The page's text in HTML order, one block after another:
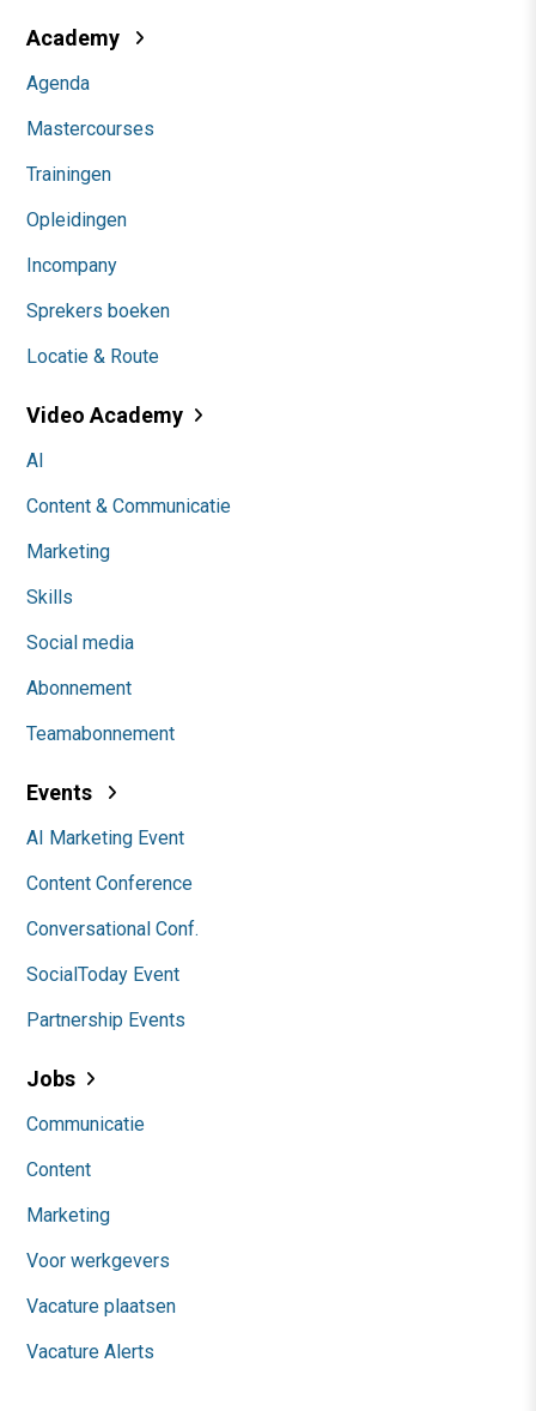
Academy
Agenda
Mastercourses
Trainingen
Opleidingen
Incompany
Sprekers boeken
Locatie & Route
Video Academy
AI
Content & Communicatie
Marketing
Skills
Social media
Abonnement
Teamabonnement
Events
AI Marketing Event
Content Conference
Conversational Conf.
SocialToday Event
Partnership Events
Jobs
Communicatie
Content
Marketing
Voor werkgevers
Vacature plaatsen
Vacature Alerts